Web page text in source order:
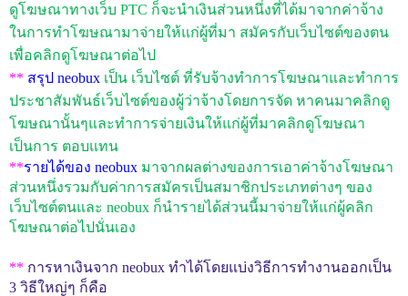
ดูโฆษณาทางเว็บ PTC ก็จะนำเงินส่วนหนึ่งที่ได้มาจากค่าจ้าง
ในการทำโฆษณามาจ่ายให้แก่ผู้ที่มา สมัครกับเว็บไซต์ของตน
เพื่อคลิกดูโฆษณาต่อไป
** สรุป neobux เป็น เว็บไซต์ ที่รับจ้างทำการโฆษณาและทำการ
ประชาสัมพันธ์เว็บไซต์ของผู้ว่าจ้างโดยการจัด หาคนมาคลิกดู
โฆษณานั้นๆและทำการจ่ายเงินให้แก่ผู้ที่มาคลิกดูโฆษณา
เป็นการ ตอบแทน
**รายได้ของ neobux มาจากผลต่างของการเอาค่าจ้างโฆษณา
ส่วนหนึ่งรวมกับค่าการสมัครเป็นสมาชิกประเภทต่างๆ ของ
เว็บไซต์ตนและ neobux ก็นำรายได้ส่วนนี้มาจ่ายให้แก่ผู้คลิก
โฆษณาต่อไปนั่นเอง
** การหาเงินจาก neobux ทำได้โดยแบ่งวิธีการทำงานออกเป็น
3 วิธีใหญ่ๆ ก็คือ